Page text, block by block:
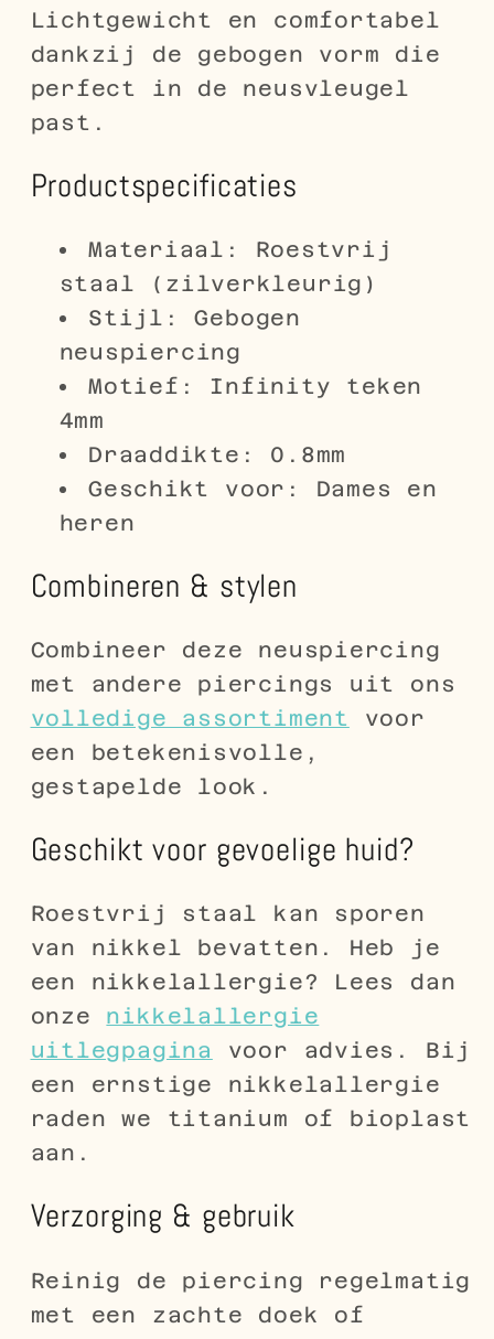
Lichtgewicht en comfortabel
dankzij de gebogen vorm die
perfect in de neusvleugel
past.
Productspecificaties
Materiaal: Roestvrij
staal (zilverkleurig)
Stijl: Gebogen
neuspiercing
Motief: Infinity teken
4mm
Draaddikte: 0.8mm
Geschikt voor: Dames en
heren
Combineren & stylen
Combineer deze neuspiercing
met andere piercings uit ons
volledige assortiment
voor
een betekenisvolle,
gestapelde look.
Geschikt voor gevoelige huid?
Roestvrij staal kan sporen
van nikkel bevatten. Heb je
een nikkelallergie? Lees dan
onze nikkelallergie
uitlegpagina
voor advies. Bij
een ernstige nikkelallergie
raden we titanium of bioplast
aan.
Verzorging & gebruik
Reinig de piercing regelmatig
met een zachte doek of